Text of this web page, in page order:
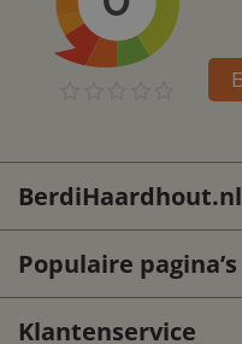
BerdiHaardhout.nl
Populaire pagina’s
Klantenservice